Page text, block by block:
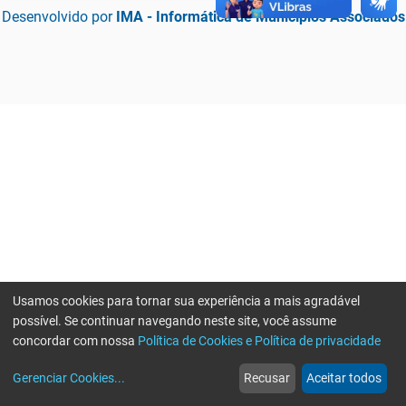
Desenvolvido por IMA - Informática de Municípios Associados
web
Notícias
more_horiz
Mais
Usamos cookies para tornar sua experiência a mais agradável
possível. Se continuar navegando neste site, você assume
concordar com nossa Política de Cookies e Política de privacidade
Gerenciar Cookies... Recusar Aceitar todos
Erro ao enviar informações, por favor tente novamente